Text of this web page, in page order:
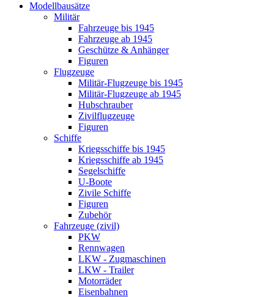
Modellbausätze
Militär
Fahrzeuge bis 1945
Fahrzeuge ab 1945
Geschütze & Anhänger
Figuren
Flugzeuge
Militär-Flugzeuge bis 1945
Militär-Flugzeuge ab 1945
Hubschrauber
Zivilflugzeuge
Figuren
Schiffe
Kriegsschiffe bis 1945
Kriegsschiffe ab 1945
Segelschiffe
U-Boote
Zivile Schiffe
Figuren
Zubehör
Fahrzeuge (zivil)
PKW
Rennwagen
LKW - Zugmaschinen
LKW - Trailer
Motorräder
Eisenbahnen